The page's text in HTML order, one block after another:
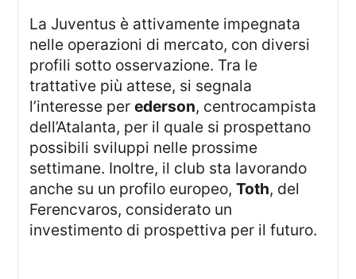
La Juventus è attivamente impegnata
nelle operazioni di mercato, con diversi
profili sotto osservazione. Tra le
trattative più attese, si segnala
l’interesse perederson, centrocampista
dell’Atalanta, per il quale si prospettano
possibili sviluppi nelle prossime
settimane. Inoltre, il club sta lavorando
anche su un profilo europeo,Toth, del
Ferencvaros, considerato un
investimento di prospettiva per il futuro.